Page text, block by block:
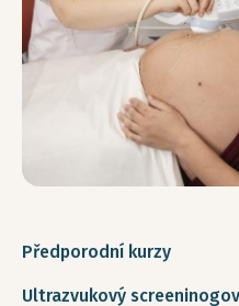
Předporodní kurzy
Ultrazvukový